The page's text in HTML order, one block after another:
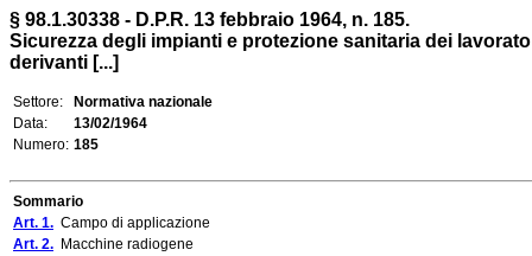
§ 98.1.30338 - D.P.R. 13 febbraio 1964, n. 185.
Sicurezza degli impianti e protezione sanitaria dei
derivanti [...]
Settore:
Normativa nazionale
Data:
13/02/1964
Numero: 185
Sommario
Art. 1. Campo di applicazione
Art. 2. Macchine radiogene